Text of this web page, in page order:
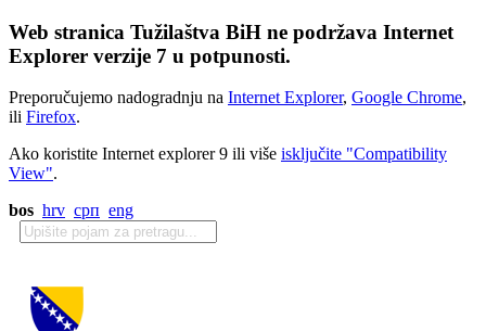
Web stranica Tužilaštva BiH ne podržava Internet
Explorer verzije 7 u potpunosti.
Preporučujemo nadogradnju na Internet Explorer, Google Chrome,
ili Firefox.
Ako koristite Internet explorer 9 ili više isključite "Compatibility
View".
bos hrv срп eng